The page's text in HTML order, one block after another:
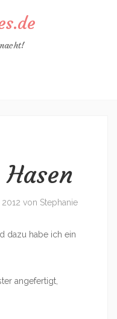
von Stephanie
dazu habe ich ein
angefertigt,